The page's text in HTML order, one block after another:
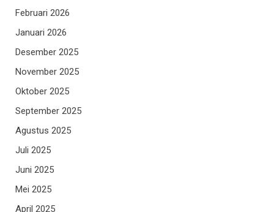
Februari 2026
Januari 2026
Desember 2025
November 2025
Oktober 2025
September 2025
Agustus 2025
Juli 2025
Juni 2025
Mei 2025
April 2025